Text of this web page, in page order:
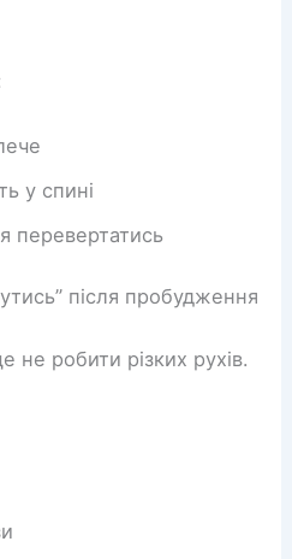
у спині
перевертатись
після пробудження
робити різких рухів.